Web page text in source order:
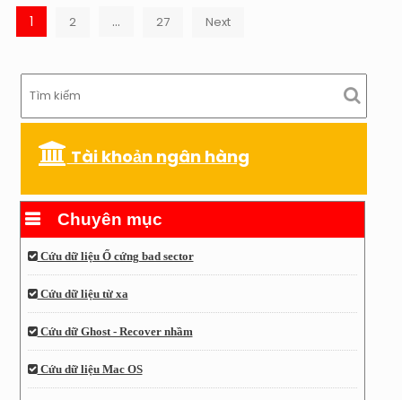
Posts
pagination
1 2 … 27 Next
Tài khoản ngân hàng
Chuyên mục
Cứu dữ liệu Ổ cứng bad sector
Cứu dữ liệu từ xa
Cứu dữ Ghost - Recover nhầm
Cứu dữ liệu Mac OS